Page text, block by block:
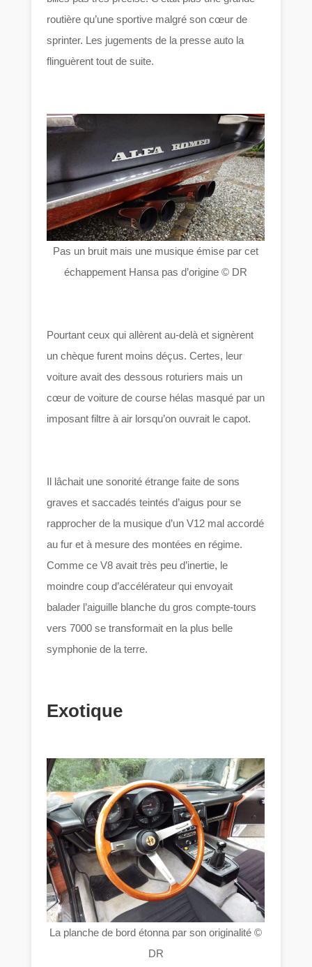
routière qu’une sportive malgré son cœur de
sprinter. Les jugements de la presse auto la
flinguèrent tout de suite.
Pas un bruit mais une musique émise par cet
échappement Hansa pas d’origine © DR
Pourtant ceux qui allèrent au-delà et signèrent
un chèque furent moins déçus. Certes, leur
voiture avait des dessous roturiers mais un
cœur de voiture de course hélas masqué par un
imposant filtre à air lorsqu’on ouvrait le capot.
Il lâchait une sonorité étrange faite de sons
graves et saccadés teintés d’aigus pour se
rapprocher de la musique d’un V12 mal accordé
au fur et à mesure des montées en régime.
Comme ce V8 avait très peu d’inertie, le
moindre coup d’accélérateur qui envoyait
balader l’aiguille blanche du gros compte-tours
vers 7000 se transformait en la plus belle
symphonie de la terre.
Exotique
La planche de bord étonna par son originalité ©
DR